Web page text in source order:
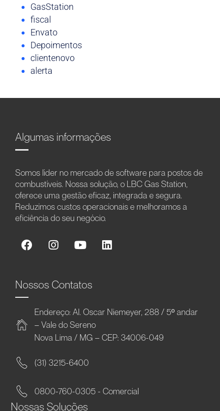
GasStation
fiscal
Envato
Depoimentos
clientenovo
alerta
Algumas informações
Somos líder no mercado de software para postos de
combustíveis. Nossa solução, o LBC Gas Station,
oferece uma gestão eficaz, integrada e segura.
Reduzimos custos operacionais e melhoramos a
eficiência do seu negócio.
Nossos Contatos
Endereço: Al. Oscar Niemeyer, 288 / 5º andar
– Vale do Sereno
Nova Lima / MG – CEP: 34006-049
(31) 3215-6400
0800-760-0305 - Comercial
Nossas Soluções